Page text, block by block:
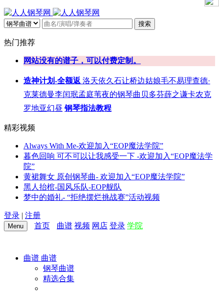
搜索
热门推荐
网站没有的谱子，可以付费定制。
造神计划-全额返 洛天依久石让桥边姑娘毛不易理查德·
克莱德曼李闰珉孟庭苇夜的钢琴曲 贝多芬薛之谦卡农克
罗地亚幻昼 钢琴指法教程
精彩视频
Always With Me-欢迎加入“EOP魔法学院”
暮色回响 可不可以让我感受一下 -欢迎加入“EOP魔法学
院”
黄裙舞女 原创钢琴曲- 欢迎加入“EOP魔法学院”
黑人抬棺-国风乐队-EOP舰队
梦中的婚礼- “拒绝摆烂挑战赛”活动视频
登录 | 注册
Menu 首页 曲谱 视频 网店 登录 学院
曲谱 曲谱
钢琴曲谱
精选合集